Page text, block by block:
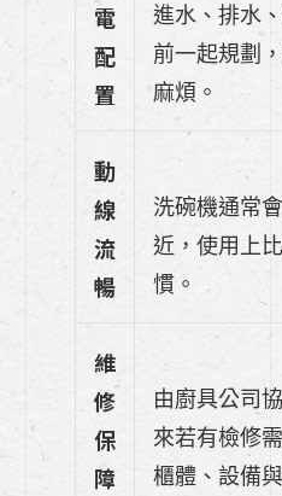
電
配
置
進水、排水
前一起規劃
麻煩。
動
線
流
暢
洗碗機通常
近，使用上
慣。
維
修
保
障
由廚具公司
來若有檢修
櫃體、設備